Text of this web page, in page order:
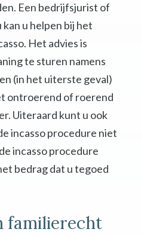
Een bedrijfsjurist of
u helpen bij het
Het advies is
te sturen namens
(in het uiterste geval)
ontroerend of roerend
Uiteraard kunt u ook
incasso procedure niet
incasso procedure
bedrag dat u tegoed
familierecht